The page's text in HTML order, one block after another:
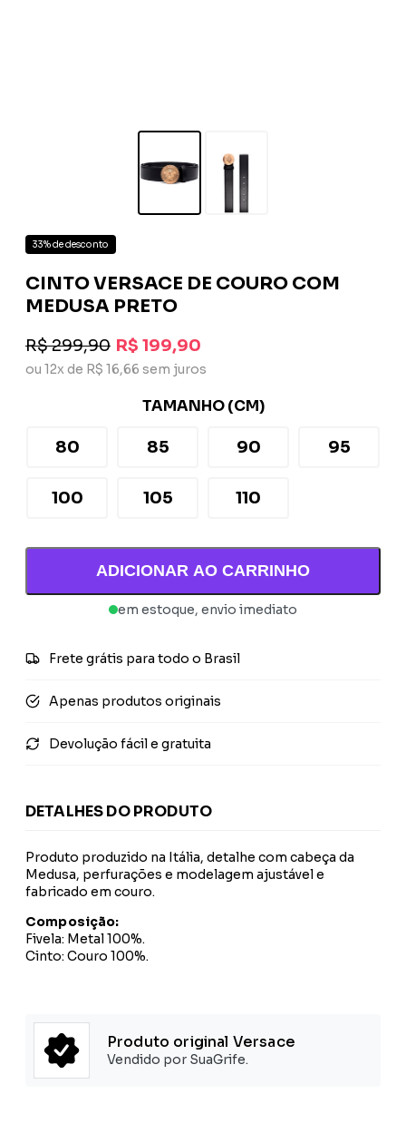
33% de desconto
CINTO VERSACE DE COURO COM
MEDUSA PRETO
R$ 299,90 R$ 199,90
ou 12x de R$ 16,66 sem juros
TAMANHO (CM)
80 85 90 95
100 105 110
ADICIONAR AO CARRINHO
em estoque, envio imediato
Frete grátis para todo o Brasil
Apenas produtos originais
Devolução fácil e gratuita
DETALHES DO PRODUTO
Produto produzido na Itália, detalhe com cabeça da
Medusa, perfurações e modelagem ajustável e
fabricado em couro.
Composição:
Fivela: Metal 100%.
Cinto: Couro 100%.
Produto original Versace
Vendido por SuaGrife.